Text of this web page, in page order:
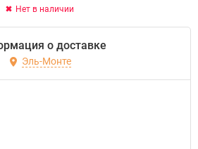
Нет в наличии
о доставке
Эль-Монте